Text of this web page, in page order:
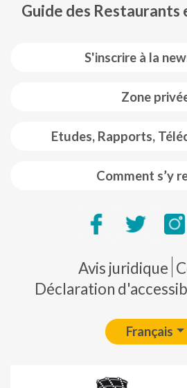
S'inscrire à la
Zone
Etudes, Rapports,
Comment s’y
Guide des Restaurants
Pie
Avis juridique
Déclaration
Français